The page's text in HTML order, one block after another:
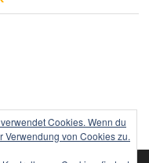
Cookies. Wenn du
Verwendung von Cookies zu.